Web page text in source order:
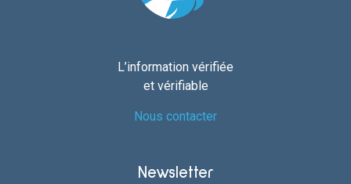
L’information vérifiée
et vérifiable
Nous contacter
Newsletter